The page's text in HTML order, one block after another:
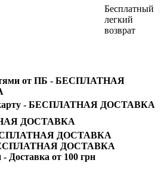
Бесплатный
легкий
возврат
от ПБ - БЕСПЛАТНАЯ
карту - БЕСПЛАТНАЯ ДОСТАВКА
ДОСТАВКА
ДОСТАВКА
ДОСТАВКА
Доставка от 100 грн